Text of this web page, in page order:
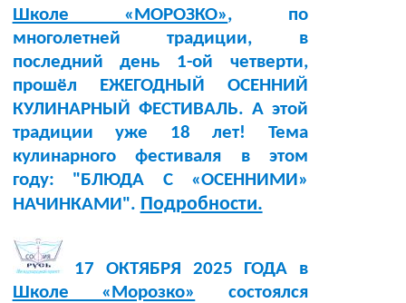
Школе «МОРОЗКО», по
многолетней традиции, в
последний день 1-ой четверти,
прошёл ЕЖЕГОДНЫЙ ОСЕННИЙ
КУЛИНАРНЫЙ ФЕСТИВАЛЬ. А этой
традиции уже 18 лет! Тема
кулинарного фестиваля в этом
году: "БЛЮДА С «ОСЕННИМИ»
НАЧИНКАМИ". Подробности.
17 ОКТЯБРЯ 2025 ГОДА в
Школе «Морозко»
состоялся